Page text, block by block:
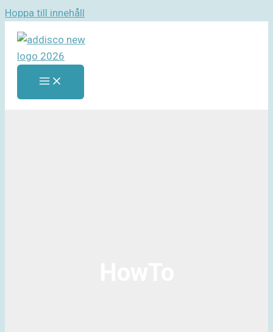
Hoppa till innehåll